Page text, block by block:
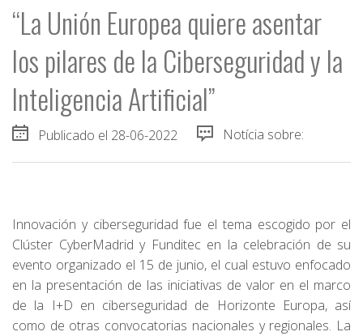
“La Unión Europea quiere asentar
los pilares de la Ciberseguridad y la
Inteligencia Artificial”
Publicado el 28-06-2022 Notícia sobre:
Innovación y ciberseguridad fue el tema escogido por el
Clúster CyberMadrid y Funditec en la celebración de su
evento organizado el 15 de junio, el cual estuvo enfocado
en la presentación de las iniciativas de valor en el marco
de la I+D en ciberseguridad de Horizonte Europa, así
como de otras convocatorias nacionales y regionales. La